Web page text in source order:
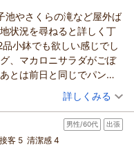
に有難うございます。
礼申し上げます。滞在中
とうございます。これか
同努力してまいります。
お待ちしています。
。
（返信日：2026/06/16）
池やさくらの滝など屋外ば
状況を尋ねると詳しく丁
小鉢でも欲しい感じでし
、マカロニサラダがごぼ
とは前日と同じでパンも
少し品数があれば良かっ
（投稿日：2026/05/07）
駐車場無料≫
詳しくみる
男性/60代 出張
接客 5 清潔感 4